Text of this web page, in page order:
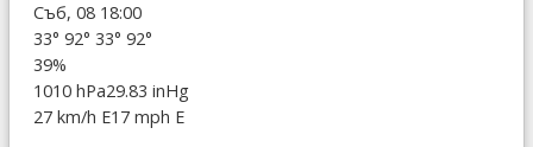
Съб, 08 18:00
33° 92° 33° 92°
39%
1010 hPa29.83 inHg
27 km/h E17 mph E